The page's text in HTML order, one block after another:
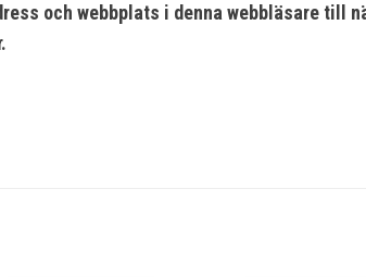
och webbplats i denna webbläsare till